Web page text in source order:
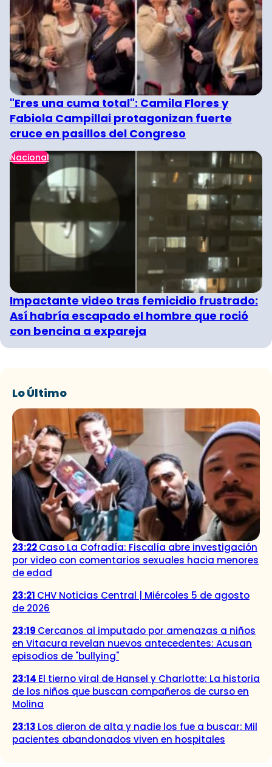
"Eres una cuma total": Camila Flores y
Fabiola Campillai protagonizan fuerte
cruce en pasillos del Congreso
Nacional
Impactante video tras femicidio frustrado:
Así habría escapado el hombre que roció
con bencina a expareja
Lo Último
23:22Caso La Cofradía: Fiscalía abre investigación
por video con comentarios sexuales hacia menores
de edad
23:21 CHV Noticias Central | Miércoles 5 de agosto
de 2026
23:19 Cercanos al imputado por amenazas a niños
en Vitacura revelan nuevos antecedentes: Acusan
episodios de "bullying"
23:14 El tierno viral de Hansel y Charlotte: La historia
de los niños que buscan compañeros de curso en
Molina
23:13 Los dieron de alta y nadie los fue a buscar: Mil
pacientes abandonados viven en hospitales